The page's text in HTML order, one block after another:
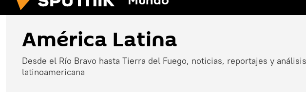
América Latina
Desde el Río Bravo hasta Tierra del Fuego, noticias, reportajes y
latinoamericana